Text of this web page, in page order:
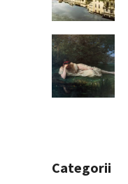
Categorii